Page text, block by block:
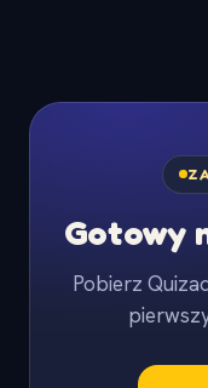
Gotowy
Pobierz